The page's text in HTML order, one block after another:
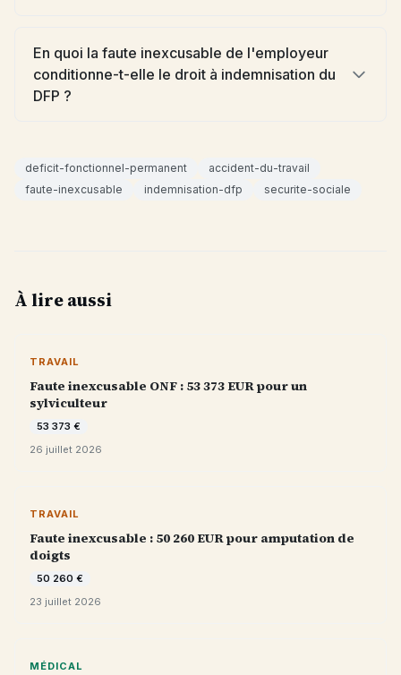
En quoi la faute inexcusable de l'employeur
conditionne-t-elle le droit à indemnisation du
DFP ?
deficit-fonctionnel-permanent
accident-du-travail
faute-inexcusable
indemnisation-dfp securite-sociale
À lire aussi
TRAVAIL
Faute inexcusable ONF : 53 373 EUR pour un
sylviculteur
53 373 €
26 juillet 2026
TRAVAIL
Faute inexcusable : 50 260 EUR pour amputation de
doigts
50 260 €
23 juillet 2026
MÉDICAL